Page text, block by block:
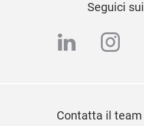
Seguici
linkedin
Contatta il team